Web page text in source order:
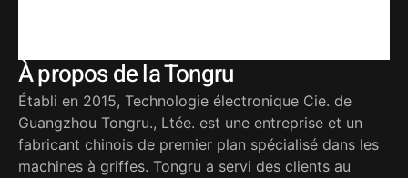
À propos de la Tongru
Établi en 2015, Technologie électronique Cie. de
Guangzhou Tongru., Ltée. est une entreprise et un
fabricant chinois de premier plan spécialisé dans les
machines à griffes. Tongru a servi des clients au